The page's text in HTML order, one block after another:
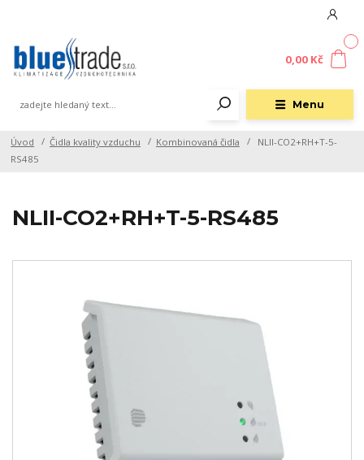
Menu
0,00 Kč
Úvod Čidla kvality vzduchu Kombinovaná čidla
NLII-CO2+RH+T-5-
RS485
NLII-CO2+RH+T-5-RS485